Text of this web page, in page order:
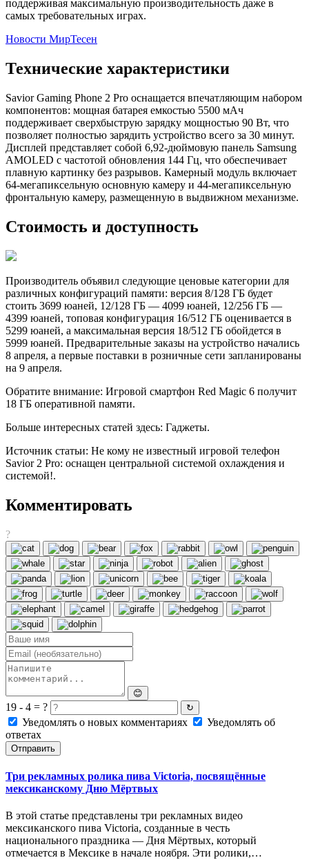
поддерживая максимальную производительность даже в
самых требовательных играх.
Новости МирТесен
Технические характеристики
Savior Gaming Phone 2 Pro оснащается впечатляющим набором
компонентов: мощная батарея емкостью 5500 мАч
поддерживает сверхбыструю зарядку мощностью 90 Вт, что
позволяет полностью зарядить устройство всего за 30 минут.
Дисплей представляет собой 6,92-дюймовую панель Samsung
AMOLED с частотой обновления 144 Гц, что обеспечивает
плавную картинку без разрывов. Камерный модуль включает
64-мегапиксельную основную камеру и 44-мегапиксельную
фронтальную камеру, размещенную в выдвижном механизме.
Стоимость и доступность
Производитель объявил следующие ценовые категории для
различных конфигураций памяти: версия 8/128 ГБ будет
стоить 3699 юаней, 12/128 ГБ — 4099 юаней, 12/256 ГБ —
4399 юаней, топовая конфигурация 16/512 ГБ оценивается в
5299 юаней, а максимальная версия 18/512 ГБ обойдется в
5999 юаней. Предварительные заказы на устройство начались
8 апреля, а первые поставки в розничные сети запланированы
на 9 апреля.
Обратите внимание: Игровой смартфон Red Magic 6 получит
18 ГБ оперативной памяти.
Больше интересных статей здесь: Гаджеты.
Источник статьи: Не кому не известный игровой телефон
Savior 2 Pro: оснащен центральной системой охлаждения и
системой!.
Комментировать
?
😊
19 - 4 = ? ↻
Уведомлять о новых комментариях
Уведомлять об
ответах
Отправить
Три рекламных ролика пива Victoria, посвящённые
мексиканскому Дню Мёртвых
В этой статье представлены три рекламных видео
мексиканского пива Victoria, созданные в честь
национального праздника — Дня Мёртвых, который
отмечается в Мексике в начале ноября. Эти ролики,…